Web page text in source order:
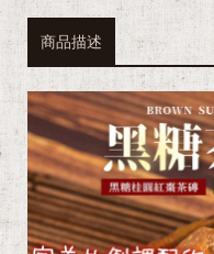
商品描述